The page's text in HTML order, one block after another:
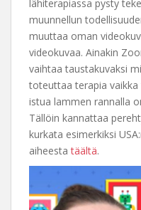
lähiterapiassa pysty
muunnellun
muuttaa oman
videokuvaa. Ainakin
vaihtaa taustakuvaksi
toteuttaa terapia
istua lammen rannalla
Tällöin kannattaa
kurkata esimerkiksi
aiheestatäältä.